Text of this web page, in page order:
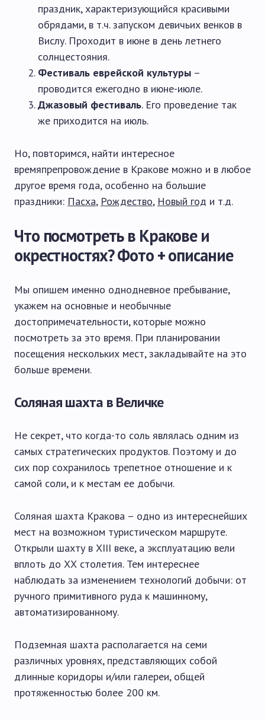
праздник, характеризующийся красивыми
обрядами, в т.ч. запуском девичьих венков в
Вислу. Проходит в июне в день летнего
солнцестояния.
Фестиваль еврейской культуры –
проводится ежегодно в июне-июле.
Джазовый фестиваль. Его проведение так
же приходится на июль.
Но, повторимся, найти интересное
времяпрепровождение в Кракове можно и в любое
другое время года, особенно на большие
праздники: Пасха, Рождество, Новый год и т.д.
Что посмотреть в Кракове и
окрестностях? Фото + описание
Мы опишем именно однодневное пребывание,
укажем на основные и необычные
достопримечательности, которые можно
посмотреть за это время. При планировании
посещения нескольких мест, закладывайте на это
больше времени.
Соляная шахта в Величке
Не секрет, что когда-то соль являлась одним из
самых стратегических продуктов. Поэтому и до
сих пор сохранилось трепетное отношение и к
самой соли, и к местам ее добычи.
Соляная шахта Кракова – одно из интереснейших
мест на возможном туристическом маршруте.
Открыли шахту в XIII веке, а эксплуатацию вели
вплоть до ХХ столетия. Тем интереснее
наблюдать за изменением технологий добычи: от
ручного примитивного руда к машинному,
автоматизированному.
Подземная шахта располагается на семи
различных уровнях, представляющих собой
длинные коридоры и/или галереи, общей
протяженностью более 200 км.